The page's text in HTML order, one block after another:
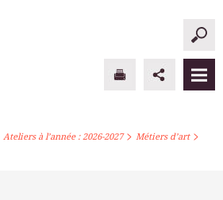
PARIS ATELIERS
Ateliers à l’année : 2026-2027> Métiers d’art>